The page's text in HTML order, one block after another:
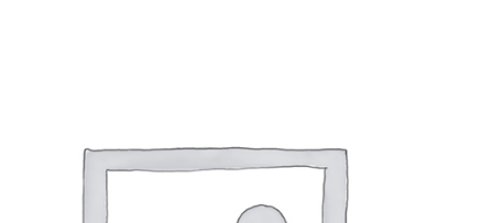
Le cours d'essai